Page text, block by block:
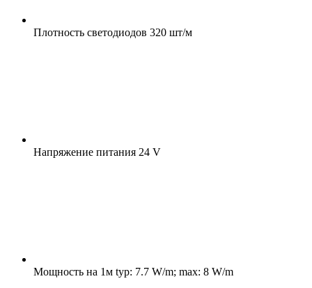
Плотность светодиодов 320 шт/м
Напряжение питания 24 V
Мощность на 1м typ: 7.7 W/m; max: 8 W/m